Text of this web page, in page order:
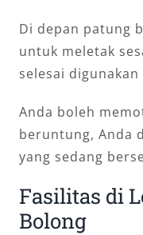
Di depan patung
untuk meletak
selesai
Anda boleh
beruntung, Anda
yang sedang
Fasilitas di
Bolong